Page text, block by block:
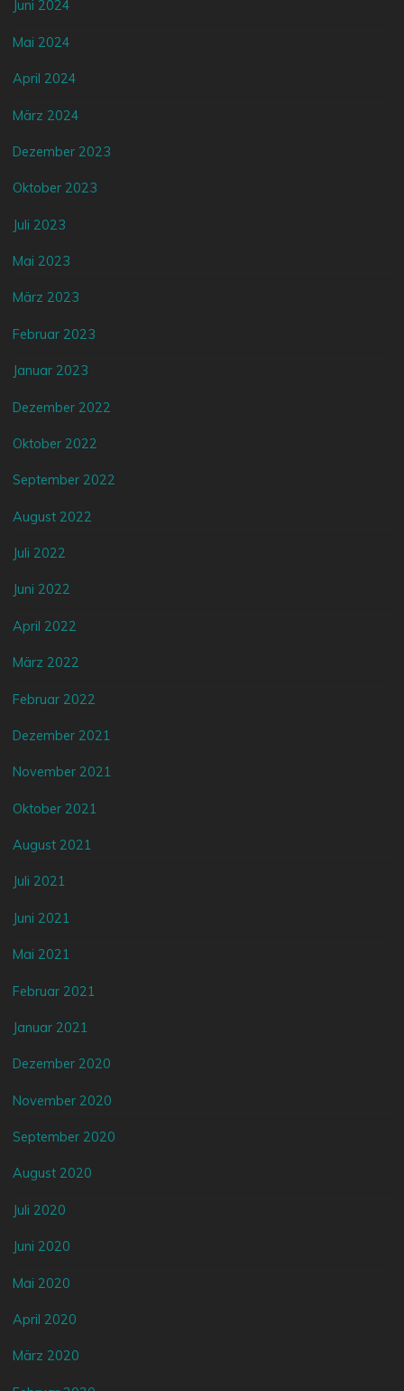
Juni 2024
Mai 2024
April 2024
März 2024
Dezember 2023
Oktober 2023
Juli 2023
Mai 2023
März 2023
Februar 2023
Januar 2023
Dezember 2022
Oktober 2022
September 2022
August 2022
Juli 2022
Juni 2022
April 2022
März 2022
Februar 2022
Dezember 2021
November 2021
Oktober 2021
August 2021
Juli 2021
Juni 2021
Mai 2021
Februar 2021
Januar 2021
Dezember 2020
November 2020
September 2020
August 2020
Juli 2020
Juni 2020
Mai 2020
April 2020
März 2020